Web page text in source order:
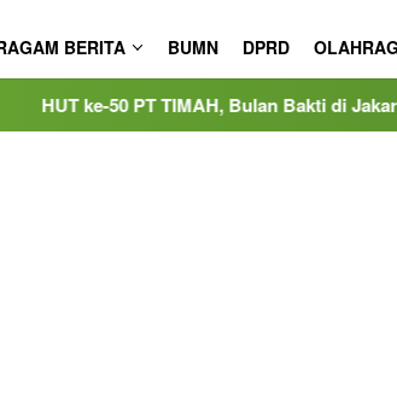
BERITA BUMN DPRD
TIMAH, Bulan Bakti di Jakarta Hadirkan